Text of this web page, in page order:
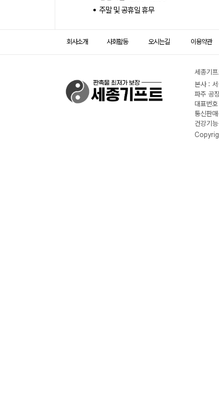
주말 및 공휴일 휴무
회사소개 사회활동 오시는길 이용약관
세종기
본사 :
파주 공
대표번
통신판
건강기